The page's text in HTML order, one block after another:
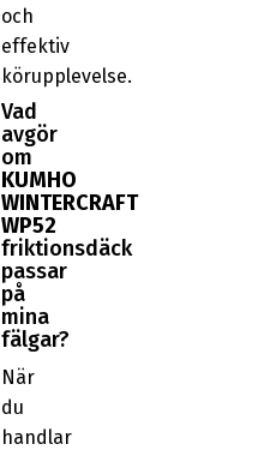
och
effektiv
körupplevelse.
Vad
avgör
om
KUMHO
WINTERCRAFT
WP52
friktionsdäck
passar
på
mina
fälgar?
När
du
handlar